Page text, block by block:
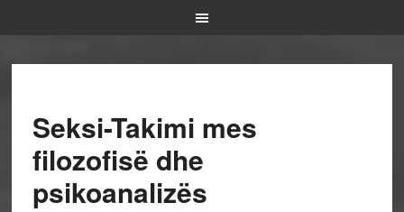
Seksi-Takimi mes
filozofisë dhe
psikoanalizës